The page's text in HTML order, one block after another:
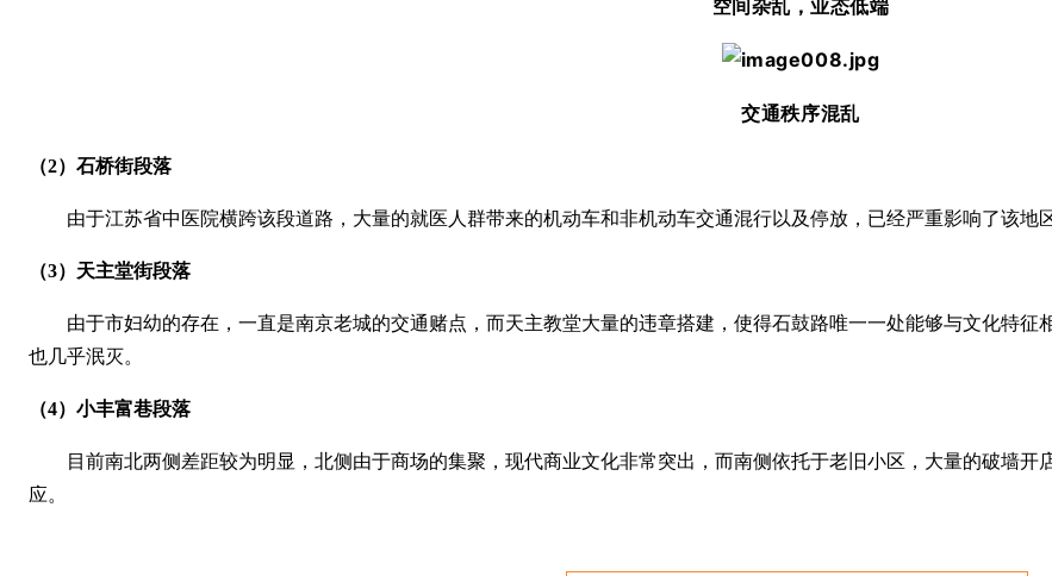
空间杂乱，业态低端
交通秩序混乱
（2）石桥街段落
由于江苏省中医院横跨该段道路，大量的就医人群带来的机动车和非机动车交通混行以及停放，已经严重影响了该地
（3）天主堂街段落
由于市妇幼的存在，一直是南京老城的交通赌点，而天主教堂大量的违章搭建，使得石鼓路唯一一处能够与文化特
也几乎泯灭。
（4）小丰富巷段落
目前南北两侧差距较为明显，北侧由于商场的集聚，现代商业文化非常突出，而南侧依托于老旧小区，大量的破墙
应。